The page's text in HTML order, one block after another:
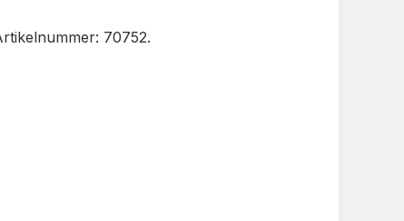
70752.